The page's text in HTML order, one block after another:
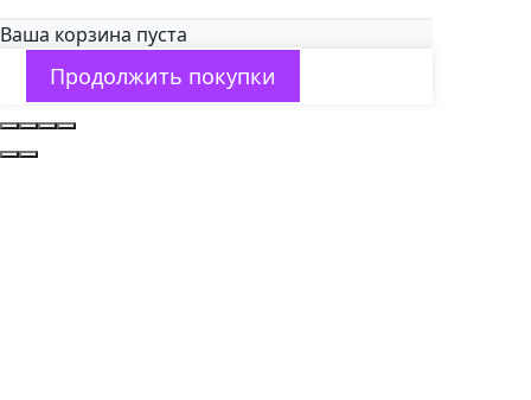
Ваша корзина пуста
Продолжить покупки